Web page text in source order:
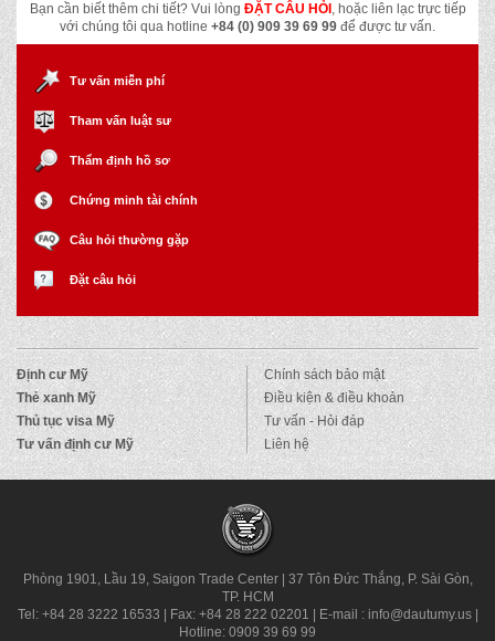
Bạn cần biết thêm chi tiết? Vui lòng ĐẶT CÂU HỎI , hoặc liên lạc trực tiếp
với chúng tôi qua hotline +84 (0) 909 39 69 99 để được tư vấn.
Tư vấn miễn phí
Tham vấn luật sư
Thẩm định hồ sơ
Chứng minh tài chính
Câu hỏi thường gặp
Đặt câu hỏi
Định cư Mỹ
Thẻ xanh Mỹ
Thủ tục visa Mỹ
Tư vấn định cư Mỹ
Chính sách bảo mật
Điều kiện & điều khoản
Tư vấn - Hỏi đáp
Liên hệ
Phòng 1901, Lầu 19, Saigon Trade Center
37 Tôn Đức Thắng, P. Sài Gòn,
TP. HCM
Tel: +84 28 3222 16533
Fax: +84 28 222 02201 E-mail : info@dautumy.us|
Hotline: 0909 39 69 99